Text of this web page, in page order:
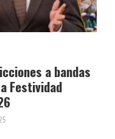
a bandas
Festividad